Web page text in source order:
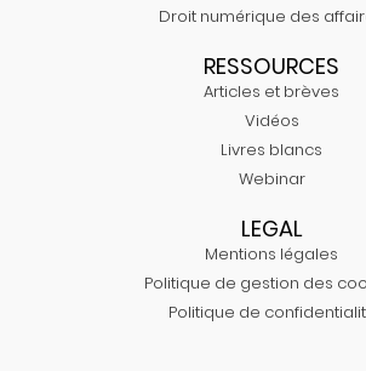
Droit numérique des
RESSOURCES
Articles et brèves
Vidéos
Livres blancs
Webinar
LEGAL
Mentions légales
Politique de gestion des
Politique de